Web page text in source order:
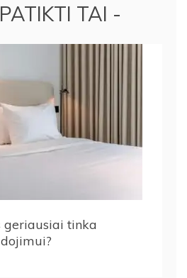
TAI -
geriausiai tinka